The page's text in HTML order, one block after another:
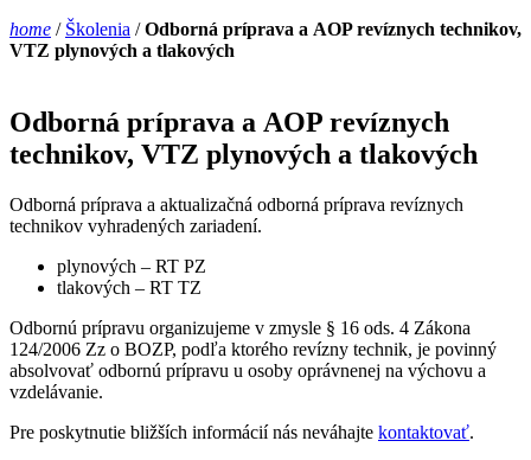
home / Školenia /Odborná príprava a AOP revíznych technikov,
VTZ plynových a tlakových
Odborná príprava a AOP revíznych
technikov, VTZ plynových a tlakových
Odborná príprava a aktualizačná odborná príprava revíznych
technikov vyhradených zariadení.
plynových – RT PZ
tlakových – RT TZ
Odbornú prípravu organizujeme v zmysle § 16 ods. 4 Zákona
124/2006 Zz o BOZP, podľa ktorého revízny technik, je povinný
absolvovať odbornú prípravu u osoby oprávnenej na výchovu a
vzdelávanie.
Pre poskytnutie bližších informácií nás neváhajte kontaktovať.